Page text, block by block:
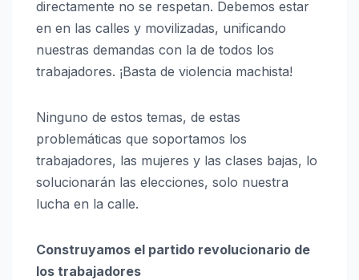
directamente no se respetan. Debemos estar
en en las calles y movilizadas, unificando
nuestras demandas con la de todos los
trabajadores. ¡Basta de violencia machista!
Ninguno de estos temas, de estas
problemáticas que soportamos los
trabajadores, las mujeres y las clases bajas, lo
solucionarán las elecciones, solo nuestra
lucha en la calle.
Construyamos el partido revolucionario de
los trabajadores